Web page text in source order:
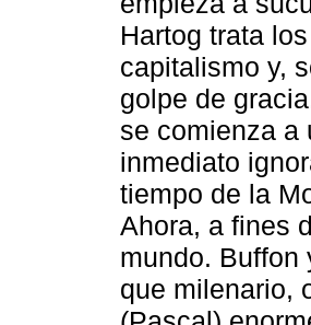
Hartog trata
capitalismo y,
golpe de
se comienza a
inmediato
tiempo de la
Ahora, a fines
mundo.
que milenario,